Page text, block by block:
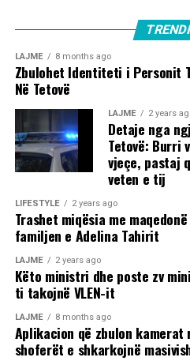
LAJME 8 months ago
Zbulohet Identiteti i Personit
Në Tetovë
LAJME 2 years
Detaje nga
Tetovë: Burri
vjeçe, pastaj
veten e tij
LIFESTYLE 2 years ago
Trashet miqësia me maqedonë
familjen e Adelina Tahirit
LAJME 2 years ago
Këto ministri dhe poste zv
ti takojnë VLEN-it
LAJME 8 months ago
Aplikacion që zbulon kamerat
shoferët e shkarkojnë